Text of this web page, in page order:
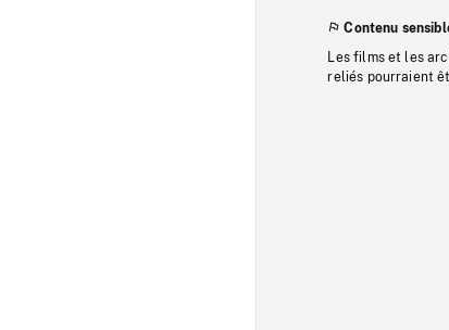
Contenu
Les films et les
reliés pourraient